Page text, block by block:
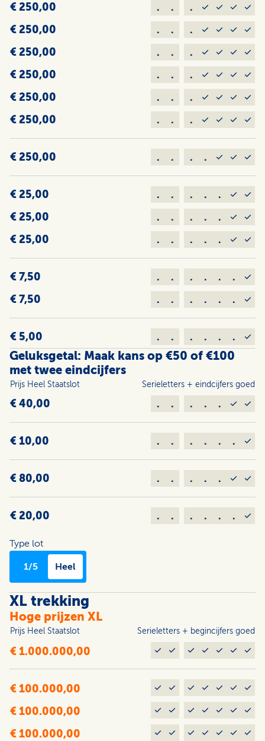
€ 250,00 . . .
€ 250,00 . . .
€ 250,00 . . .
€ 250,00 . . .
€ 250,00 . . .
€ 250,00 . . .
€ 250,00 . . . .
€ 25,00 . . . . .
€ 25,00 . . . . .
€ 25,00 . . . . .
€ 7,50 . . . . . .
€ 7,50 . . . . . .
€ 5,00 . . . . . .
Geluksgetal: Maak kans op €50 of €100
met twee eindcijfers
Prijs Heel Staats­lot Serieletters + eindcijfers goed
€ 40,00 . . . . .
€ 10,00 . . . . . .
€ 80,00 . . . . .
€ 20,00 . . . . . .
Type lot
1/5 Heel
XL trekking
Hoge prijzen XL
Prijs Heel Staats­lot Serieletters + begincijfers goed
€ 1.000.000,00
€ 100.000,00
€ 100.000,00
€ 100.000,00